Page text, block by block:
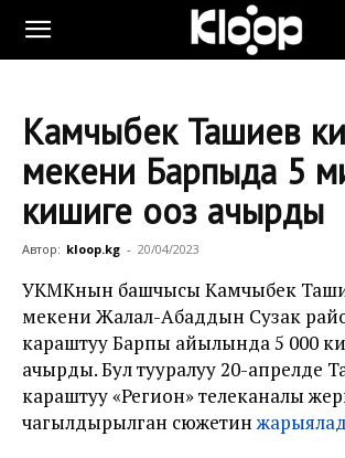
Камчыбек Ташиев
мекени Барпыда 5
кишиге ооз ачырды
Автор: kloop.kg - 20/04/2023
УКМКнын башчысы Камчыбек
мекени Жалал-Абаддын Сузак
караштуу Барпы айылында 5 000
ачырды. Бул тууралуу 20-апрелде
караштуу «Регион» телеканалы
чагылдырылган сюжетин